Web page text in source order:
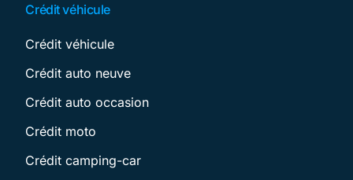
Crédit véhicule
Crédit véhicule
Crédit auto neuve
Crédit auto occasion
Crédit moto
Crédit camping-car